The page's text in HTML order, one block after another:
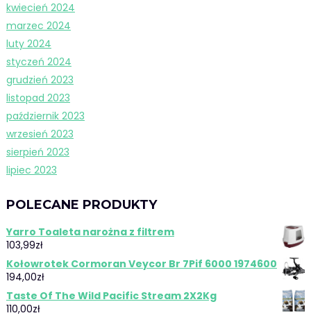
kwiecień 2024
marzec 2024
luty 2024
styczeń 2024
grudzień 2023
listopad 2023
październik 2023
wrzesień 2023
sierpień 2023
lipiec 2023
POLECANE PRODUKTY
Yarro Toaleta narożna z filtrem
103,99zł
Kołowrotek Cormoran Veycor Br 7Pif 6000 1974600
194,00zł
Taste Of The Wild Pacific Stream 2X2Kg
110,00zł